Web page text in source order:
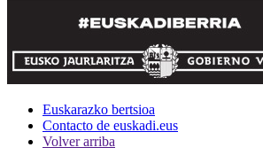
Euskarazko bertsioa
Contacto de euskadi.eus
Volver arriba